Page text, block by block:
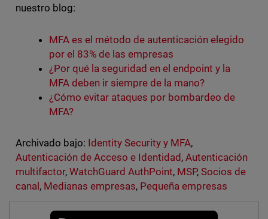
nuestro blog:
MFA es el método de autenticación elegido
por el 83% de las empresas
¿Por qué la seguridad en el endpoint y la
MFA deben ir siempre de la mano?
¿Cómo evitar ataques por bombardeo de
MFA?
Archivado bajo: Identity Security y MFA,
Autenticación de Acceso e Identidad ,Autenticación
multifactor, WatchGuard AuthPoint, MSP,Socios de
canal , Medianas empresas, Pequeña empresas